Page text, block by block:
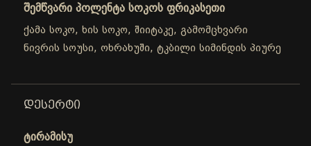
შემწვარი პოლენტა სოკოს ფრიკასეთი
ქამა სოკო, ხის სოკო, შიიტაკე, გამომცხვარი
ნივრის სოუსი, ოხრახუში, ტკბილი სიმინდის პიურე
ᲓᲔᲡᲔᲠᲢᲘ
ტირამისუ